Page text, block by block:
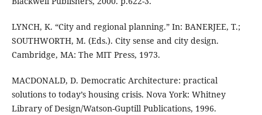
LYNCH, K. “City and regional planning.” In: BANERJEE, T.;
SOUTHWORTH, M. (Eds.). City sense and city design.
Cambridge, MA: The MIT Press, 1973.
MACDONALD, D. Democratic Architecture: practical
solutions to today’s housing crisis. Nova York: Whitney
Library of Design/Watson-Guptill Publications, 1996.